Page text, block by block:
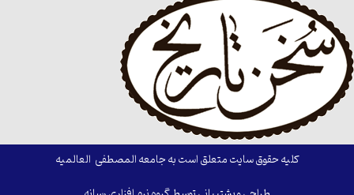
کلیه حقوق سایت متعلق است به جامعه المصطفی العالمیه